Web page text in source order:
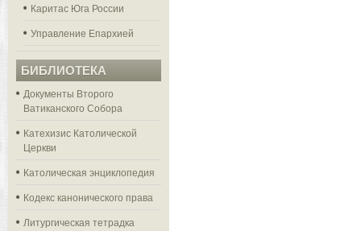
Каритас Юга России
Управление Епархией
БИБЛИОТЕКА
Документы Второго
Ватиканского Собора
Катехизис Католической
Церкви
Католическая энциклопедия
Кодекс канонического права
Литургическая тетрадка